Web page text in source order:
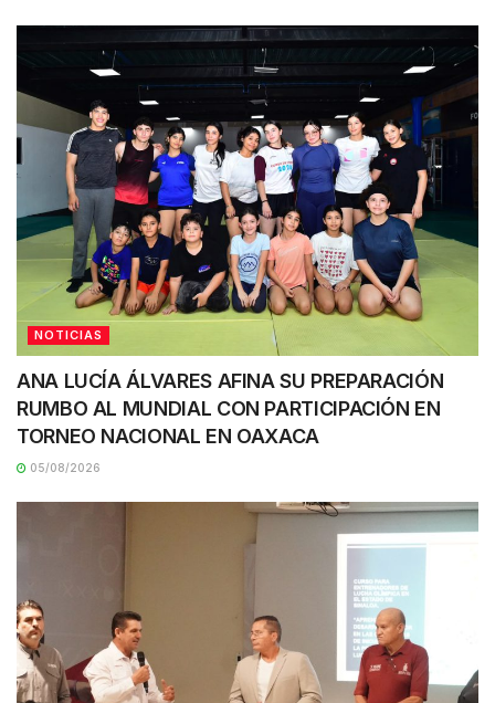
NOTICIAS
ANA LUCÍA ÁLVARES AFINA SU PREPARACIÓN
RUMBO AL MUNDIAL CON PARTICIPACIÓN EN
TORNEO NACIONAL EN OAXACA
05/08/2026